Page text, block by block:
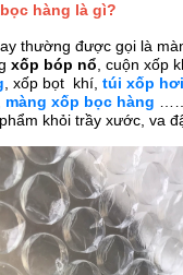
hàng là gì?
thường được gọi là
xốp bóp nổ , cuộn xốp
, xốp bọt khí, túi xốp hơi
màng xốp bọc hàng
khỏi trầy xước, va